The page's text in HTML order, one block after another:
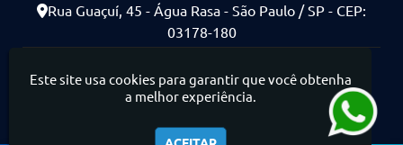
Rua Guaçuí, 45 - Água Rasa - São Paulo / SP - CEP:
03178-180
Este site usa cookies para garantir que você obtenha
a melhor experiência.